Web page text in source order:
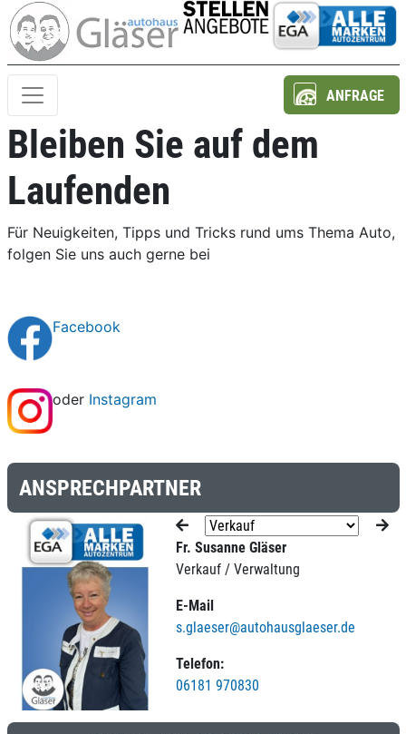
ANFRAGE
Bleiben Sie auf dem
Laufenden
Für Neuigkeiten, Tipps und Tricks rund ums Thema Auto,
folgen Sie uns auch gerne bei
Facebook
oder Instagram
ANSPRECHPARTNER
Fr. Susanne Gläser
Verkauf / Verwaltung
E-Mail
s.glaeser@autohausglaeser.de
Telefon:
06181 970830